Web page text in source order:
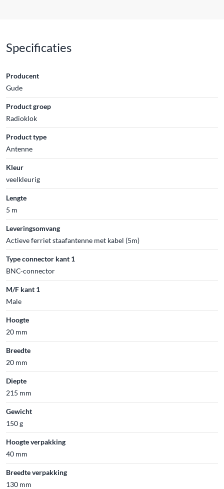
Specificaties
Producent
Gude
Product groep
Radioklok
Product type
Antenne
Kleur
veelkleurig
Lengte
5 m
Leveringsomvang
Actieve ferriet staafantenne met kabel (5m)
Type connector kant 1
BNC-connector
M/F kant 1
Male
Hoogte
20 mm
Breedte
20 mm
Diepte
215 mm
Gewicht
150 g
Hoogte verpakking
40 mm
Breedte verpakking
130 mm